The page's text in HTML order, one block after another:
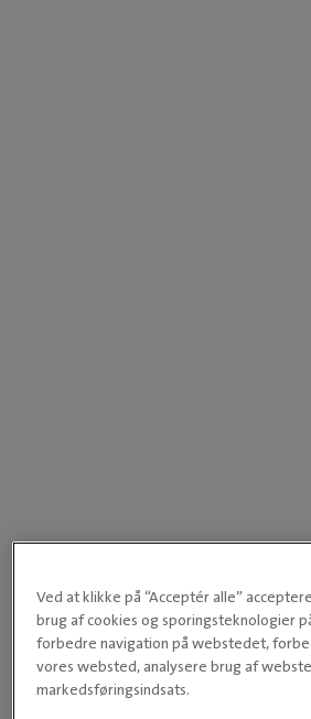
Ved at klikke på “Acceptér alle”
brug af cookies og sporingsteknologier
forbedre navigation på webstedet,
vores websted, analysere brug af
markedsføringsindsats.